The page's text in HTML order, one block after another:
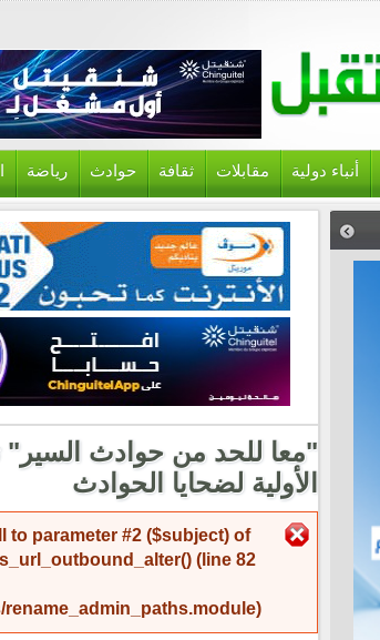
أنباء دولية مقابلات ثقافة حوادث رياضة
"معا للحد من حوادث السير"
الأولية لضحايا الحوادث
رسالة الخطأ
to parameter #2 ($subject) of
(line 82
).